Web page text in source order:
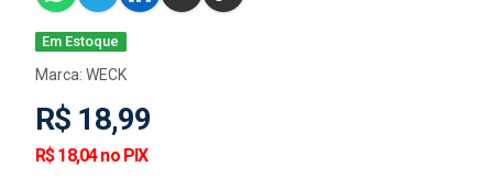
Em Estoque
Marca: WECK
R$ 18,99
R$ 18,04 no PIX